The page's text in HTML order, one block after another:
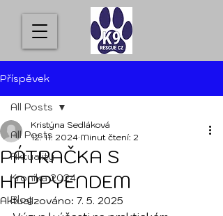
Příspěvek
All Posts
Aktuality
Kronika 2024
Blog
All Posts
PÁTRAČKA S
HAPPYENDEM
Kristýna Sedláková
12. 11. 2024 Minut čtení: 2
Aktualizováno: 7. 5. 2025